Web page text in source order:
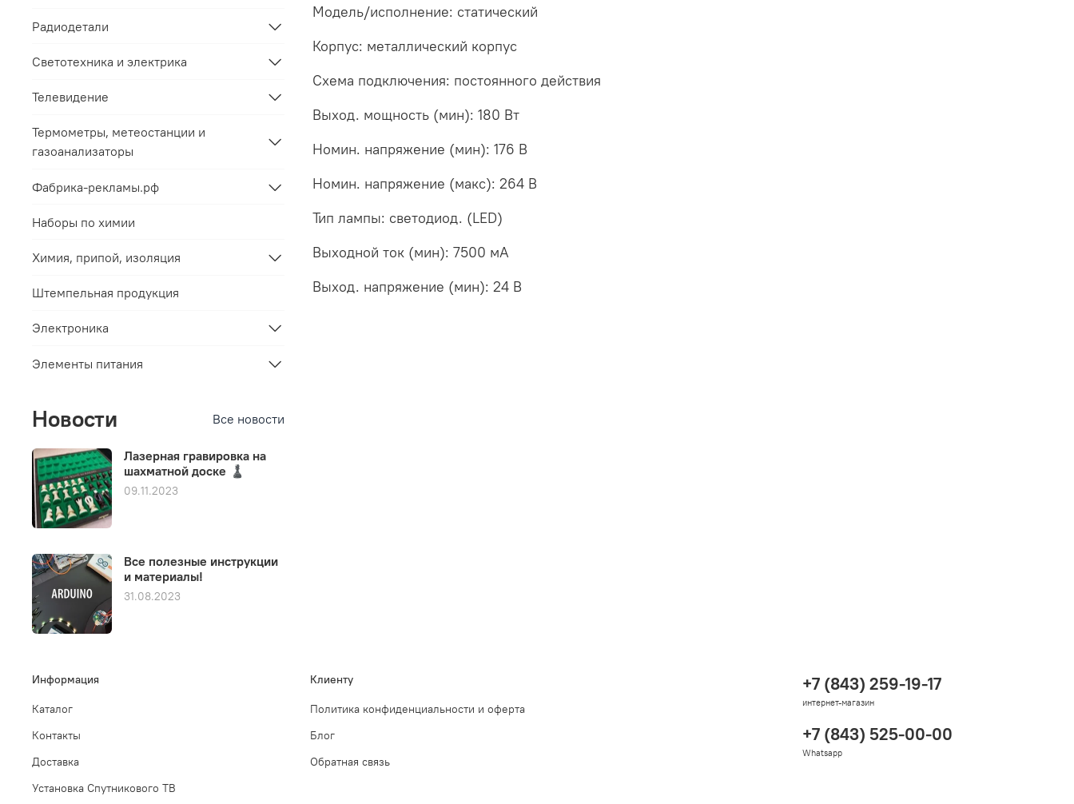
Модель/исполнение: статический
Корпус: металлический корпус
Схема подключения: постоянного действия
Выход. мощность (мин): 180 Вт
Номин. напряжение (мин): 176 В
Номин. напряжение (макс): 264 В
Тип лампы: светодиод. (LED)
Выходной ток (мин): 7500 мА
Выход. напряжение (мин): 24 В
Радиодетали
Светотехника и электрика
Телевидение
Термометры, метеостанции и
газоанализаторы
Фабрика-рекламы.рф
Наборы по химии
Химия, припой, изоляция
Штемпельная продукция
Электроника
Элементы питания
Новости Все новости
Лазерная гравировка на
шахматной доске ♟️
09.11.2023
Все полезные инструкции
и материалы!
31.08.2023
Информация
Каталог
Контакты
Доставка
Установка Спутникового ТВ
Клиенту
Политика конфиденциальности и оферта
Блог
Обратная связь
+7 (843) 259-19-17
интернет-магазин
+7 (843) 525-00-00
Whatsapp